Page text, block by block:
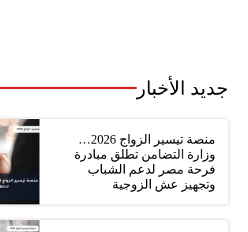
جديد الأخبار
منصة تيسير الزواج 2026…
وزارة التضامن تطلق مبادرة
فرحة مصر لدعم الشباب
وتجهيز عش الزوجية